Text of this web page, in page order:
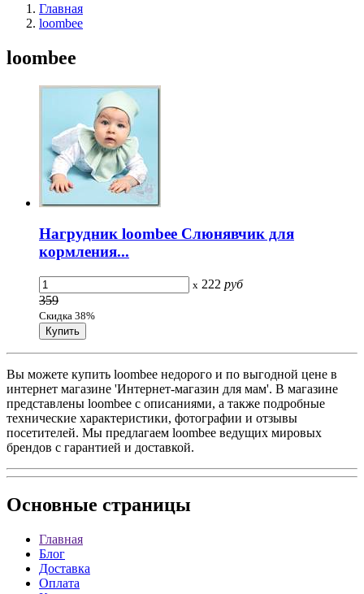
Главная
loombee
loombee
Нагрудник loombee Слюнявчик для
кормления...
x 222 руб
359
Скидка 38%
Вы можете купить loombee недорого и по выгодной цене в
интернет магазине 'Интернет-магазин для мам'. В магазине
представлены loombee с описаниями, а также подробные
технические характеристики, фотографии и отзывы
посетителей. Мы предлагаем loombee ведущих мировых
брендов с гарантией и доставкой.
Основные страницы
Главная
Блог
Доставка
Оплата